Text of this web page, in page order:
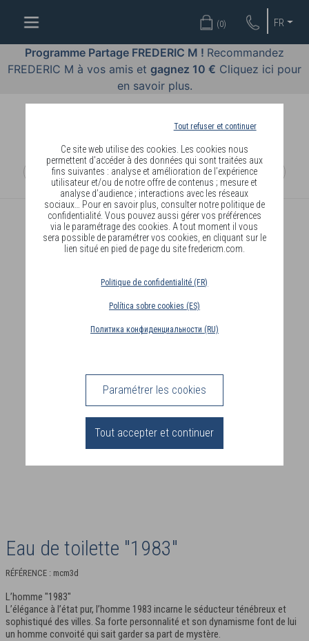
Tout refuser et continuer
Ce site web utilise des cookies. Les cookies nous
permettent d’accéder à des données qui sont traitées aux
fins suivantes : analyse et amélioration de l’expérience
utilisateur et/ou de notre offre de contenus ; mesure et
analyse d’audience ; interactions avec les réseaux
sociaux… Pour en savoir plus, consulter notre politique de
confidentialité. Vous pouvez aussi gérer vos préférences
via le paramétrage des cookies. A tout moment il vous
sera possible de paramétrer vos cookies, en cliquant sur le
lien situé en pied de page du site fredericm.com.
Politique de confidentialité (FR)
Política sobre cookies (ES)
Политика конфиденциальности (RU)
Paramétrer les cookies
Tout accepter et continuer
FR
(0)
Programme Partage FREDERIC M ! Recommandez
FREDERIC M à vos amis et gagnez 10 € Cliquez ici pour
en savoir plus.
BIEN-
ÊTRE
PAR
BODY
COSMETIQUES
MAQUILLAGES
PARFUMS
BIJOUX
Eau de toilette "1983"
RÉFÉRENCE : mcm3d
L’homme "1983"
L’élégance à l’état pur, l’homme 1983 incarne le séducteur ténébreux et
sophistiqué des villes. Sa forte personnalité et son dynamisme font de lui
un homme convoité qui sait garder sa part de mystère.